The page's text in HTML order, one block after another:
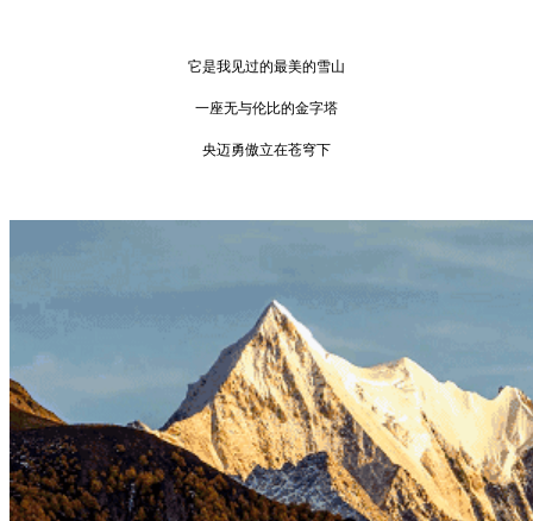
它是我见过的最美的雪山
一座无与伦比的金字塔
央迈勇傲立在苍穹下